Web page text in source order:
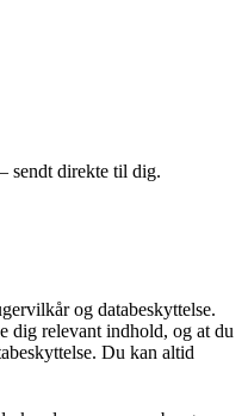
sendt direkte til dig.
og databeskyttelse.
dig relevant indhold, og at du
Du kan altid